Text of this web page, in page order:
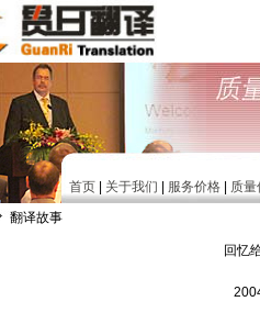
首页 关于我们 服务价格
质量
翻译故事
回忆